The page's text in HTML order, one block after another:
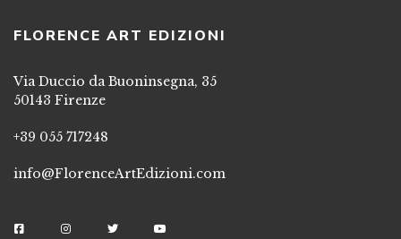
FLORENCE ART EDIZIONI
Via Duccio da Buoninsegna, 35
50143 Firenze
+39 055 717248
info@FlorenceArtEdizioni.com